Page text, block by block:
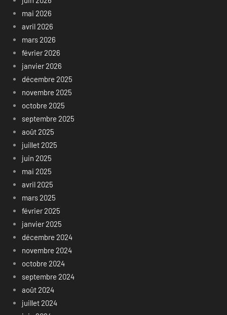
mai 2026
avril 2026
mars 2026
février 2026
janvier 2026
décembre 2025
novembre 2025
octobre 2025
septembre 2025
août 2025
juillet 2025
juin 2025
mai 2025
avril 2025
mars 2025
février 2025
janvier 2025
décembre 2024
novembre 2024
octobre 2024
septembre 2024
août 2024
juillet 2024